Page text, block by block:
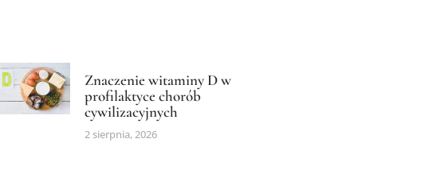
Znaczenie witaminy D w
profilaktyce chorób
cywilizacyjnych
2 sierpnia, 2026